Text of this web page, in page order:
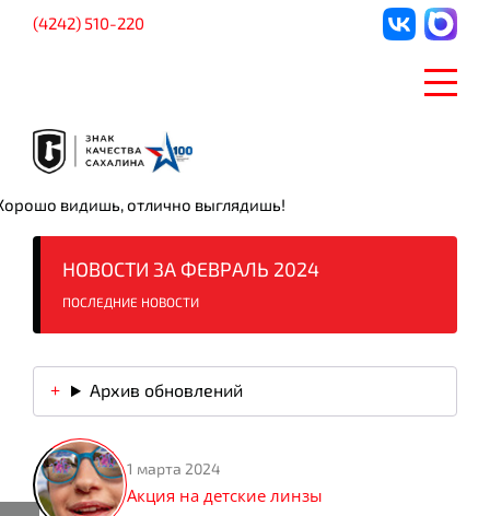
видишь, отлично выглядишь!
(4242) 510-220
НОВОСТИ ЗА ФЕВРАЛЬ 2024
ПОСЛЕДНИЕ НОВОСТИ
Архив обновлений
1 марта 2024
Акция на детские линзы